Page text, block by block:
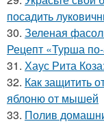
посадить
30. Зеленая
Рецепт «Турша
31. Хаус Рита
32. Как защитить
яблоню от мышей
33. Полив